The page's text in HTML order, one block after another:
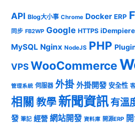
API Blog大小事 Chrome Docker ERP
同步 FB2WP Google HTTPS iDempiere
MySQL Nginx NodeJS PHP
VPSWooCommerce
管理系統 伺服器 外掛 外掛開發 安全性
相關 教學 新聞資訊有溫
發 筆記 經營 網站開發 資料庫 開源ERP